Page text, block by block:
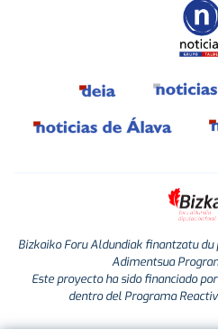
Bizkaiko Foru Aldundiak finantzatu
Adimentsua
Este proyecto ha sido financiado
dentro del Programa